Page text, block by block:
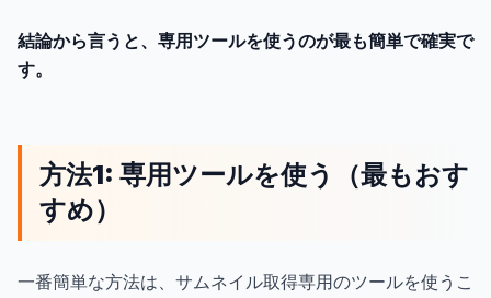
結論から言うと、専用ツールを使うのが最も簡単で確実で
す。
方法1: 専用ツールを使う（最もおす
すめ）
一番簡単な方法は、サムネイル取得専用のツールを使うこ